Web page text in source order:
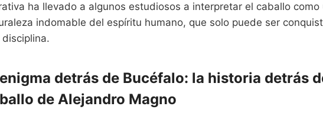
ha llevado a algunos estudiosos a interpretar el caballo
indomable del espíritu humano, que solo puede ser
disciplina.
detrás de Bucéfalo: la historia detrás
de Alejandro Magno